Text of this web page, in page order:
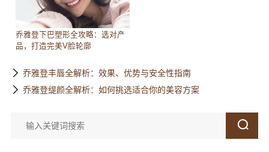
乔雅登下巴塑形全攻略：选对产
品，打造完美V脸轮廓
乔雅登丰唇全解析：效果、优势与安全性指南
乔雅登缇颜全解析：如何挑选适合你的美容方案